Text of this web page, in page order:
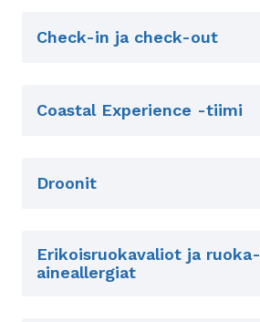
Check-in ja check-out
Coastal Experience -tiimi
Droonit
Erikoisruokavaliot ja ruoka-
aineallergiat